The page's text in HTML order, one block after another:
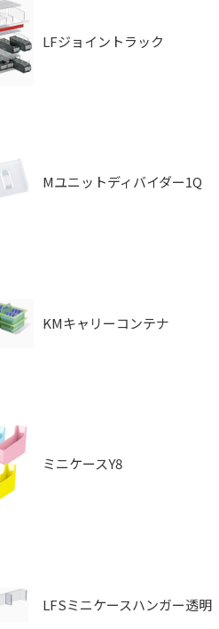
LFジョイントラック
Mユニットディバイダー1Q
KMキャリーコンテナ
ミニケースY8
LFSミニケースハンガー透明